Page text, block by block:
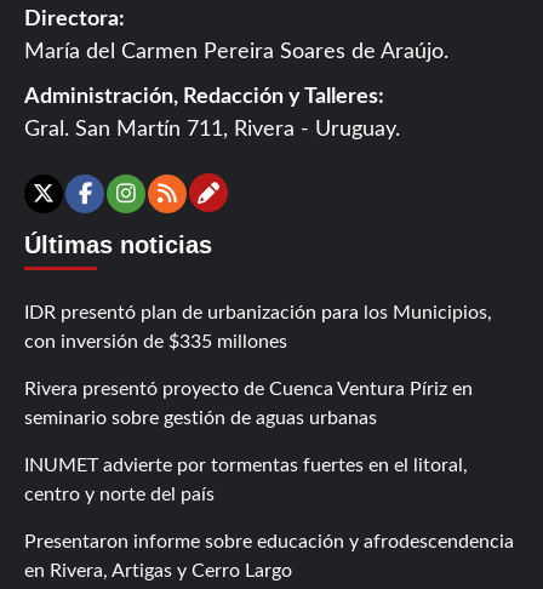
Directora:
María del Carmen Pereira Soares de Araújo.
Administración, Redacción y Talleres:
Gral. San Martín 711, Rivera - Uruguay.
X Facebook
Instagram
RSSContáctanos
Últimas noticias
IDR presentó plan de urbanización para los Municipios,
con inversión de $335 millones
Rivera presentó proyecto de Cuenca Ventura Píriz en
seminario sobre gestión de aguas urbanas
INUMET advierte por tormentas fuertes en el litoral,
centro y norte del país
Presentaron informe sobre educación y afrodescendencia
en Rivera, Artigas y Cerro Largo